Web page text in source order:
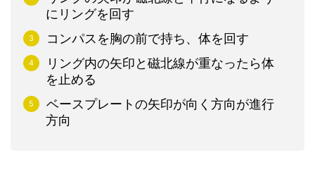
にリングを回す
コンパスを胸の前で持ち、体を回す
リング内の矢印と磁北線が重なったら体
を止める
ベースプレートの矢印が向く方向が進行
方向